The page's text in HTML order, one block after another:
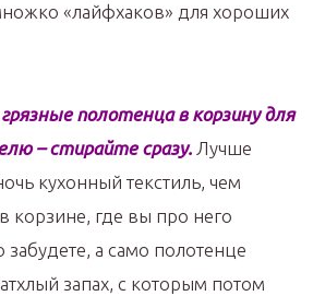
«лайфхаков» для хороших
полотенца в корзину для
– стирайте сразу. Лучше
кухонный текстиль, чем
корзине, где вы про него
забудете, а само полотенце
запах, с которым потом